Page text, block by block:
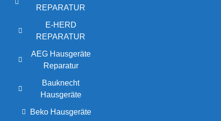
REPARATUR
E-HERD
REPARATUR
AEG Hausgeräte
Reparatur
Bauknecht
Hausgeräte
Beko Hausgeräte